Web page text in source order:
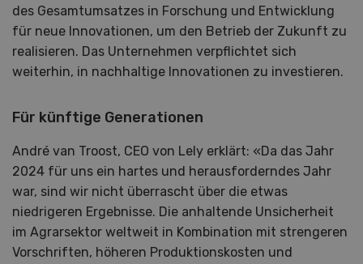
des Gesamtumsatzes in Forschung und Entwicklung
für neue Innovationen, um den Betrieb der Zukunft zu
realisieren. Das Unternehmen verpflichtet sich
weiterhin, in nachhaltige Innovationen zu investieren.
Für künftige Generationen
André van Troost, CEO von Lely erklärt: «Da das Jahr
2024 für uns ein hartes und herausforderndes Jahr
war, sind wir nicht überrascht über die etwas
niedrigeren Ergebnisse. Die anhaltende Unsicherheit
im Agrarsektor weltweit in Kombination mit strengeren
Vorschriften, höheren Produktionskosten und